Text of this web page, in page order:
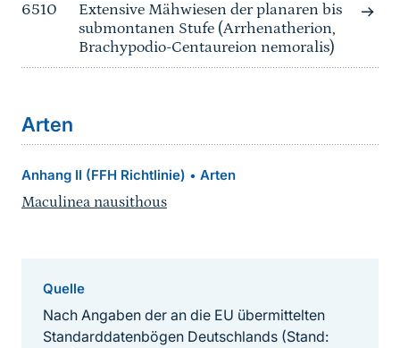
6510
Extensive Mähwiesen der planaren bis
submontanen Stufe (Arrhenatherion,
Brachypodio-Centaureion nemoralis)
Arten
Anhang II (FFH Richtlinie) • Arten
Maculinea nausithous
Quelle
Nach Angaben der an die EU übermittelten
Standarddatenbögen Deutschlands (Stand: